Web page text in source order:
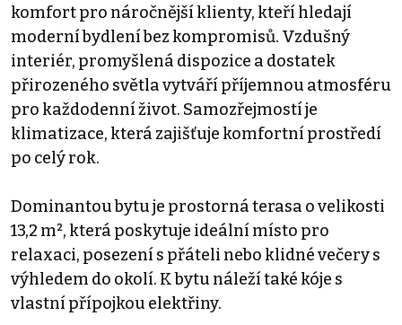
komfort pro náročnější klienty, kteří hledají
moderní bydlení bez kompromisů. Vzdušný
interiér, promyšlená dispozice a dostatek
přirozeného světla vytváří příjemnou atmosféru
pro každodenní život. Samozřejmostí je
klimatizace, která zajišťuje komfortní prostředí
po celý rok.
Dominantou bytu je prostorná terasa o velikosti
13,2 m², která poskytuje ideální místo pro
relaxaci, posezení s přáteli nebo klidné večery s
výhledem do okolí. K bytu náleží také kóje s
vlastní přípojkou elektřiny.